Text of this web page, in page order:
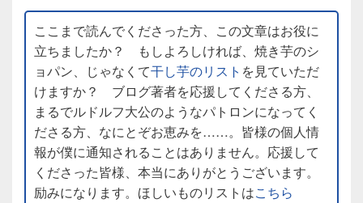
ここまで読んでくださった方、この文章はお役に
立ちましたか？ もしよろしければ、焼き芋のシ
ョパン、じゃなくて干し芋のリスト を見ていただ
けますか？ ブログ著者を応援してくださる方、
まるでルドルフ大公のようなパトロンになってく
ださる方、なにとぞお恵みを……。皆様の個人情
報が僕に通知されることはありません。応援して
くださった皆様、本当にありがとうございます。
励みになります。ほしいものリストはこちら